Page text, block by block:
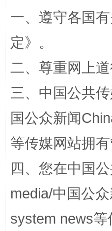
一、遵守各国
定》。
二、尊重网上
三、中国公共
国公众新闻
等传媒网站拥
四、您在中国
media/中国公
system news